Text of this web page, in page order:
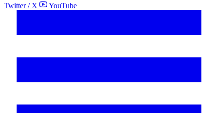
Twitter / X YouTube